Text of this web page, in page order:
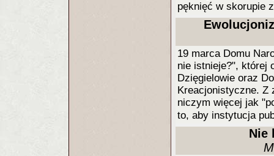
pęknięć w skorupie
19 marca Domu
nie istnieje?", której
Dzięgielowie oraz
Kreacjonistyczne. Z
niczym więcej jak
to, aby instytucja
Nie